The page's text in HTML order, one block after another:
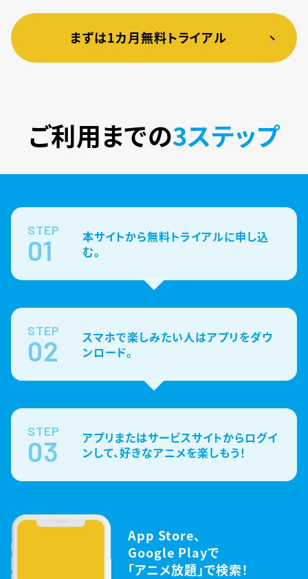
まずは1カ月無料トライアル
ご利用までの3ステップ
STEP
01
本サイトから無料トライアルに申し込
む。
STEP
02
スマホで楽しみたい人はアプリをダウ
ンロード。
STEP
03
アプリまたはサービスサイトからログイ
ンして、好きなアニメを楽しもう！
App Store、
Google Playで
「アニメ放題」で検索！